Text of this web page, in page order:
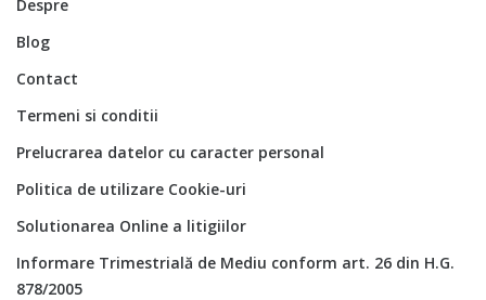
Despre
Blog
Contact
Termeni si conditii
Prelucrarea datelor cu caracter personal
Politica de utilizare Cookie-uri
Solutionarea Online a litigiilor
Informare Trimestrială de Mediu conform art. 26 din H.G.
878/2005